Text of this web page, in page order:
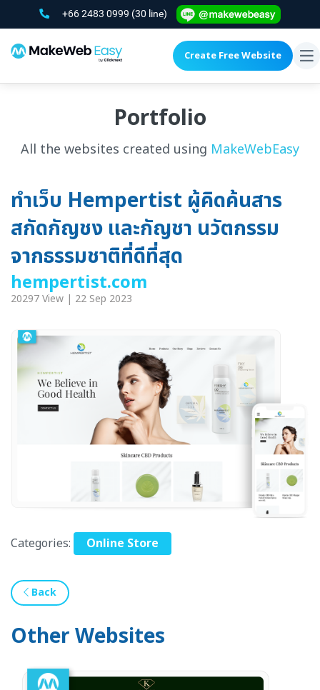
+66 2483 0999 (30 line)
Create Free Website
Portfolio
All the websites created using MakeWebEasy
ทำเว็บ Hempertist ผู้คิดค้นสาร
สกัดกัญชง และกัญชา นวัตกรรม
จากธรรมชาติที่ดีที่สุด
hempertist.com
20297 View | 22 Sep 2023
Categories: Online Store
Back
Other Websites